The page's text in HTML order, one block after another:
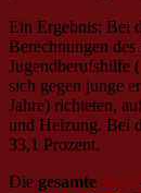
Ein Ergebnis: Bei
Berechnungen
Jugendberufshilfe (
sich gegen junge
Jahre) richteten,
und Heizung. Bei
33,1 Prozent.
Die gesamte BIAJ